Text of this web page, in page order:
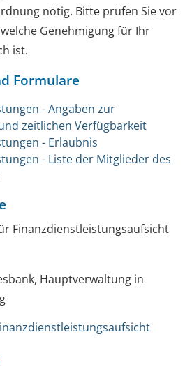
nötig. Bitte prüfen Sie vor
Genehmigung für Ihr
ist.
Formulare
- Angaben zur
zeitlichen Verfügbarkeit
- Erlaubnis
- Liste der Mitglieder des
Finanzdienstleistungsaufsicht
Hauptverwaltung in